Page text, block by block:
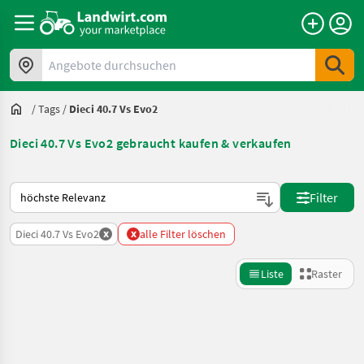
Angebote durchsuchen
/Tags / Dieci 40.7 Vs Evo2
Dieci 40.7 Vs Evo2 gebraucht kaufen & verkaufen
So wird auf Landwirt.com sortiert
Filter
Dieci 40.7 Vs Evo2 x x alle Filter löschen
Liste Raster